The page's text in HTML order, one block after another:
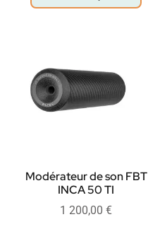
Modérateur de son FBT
INCA 50 TI
1 200,00 €